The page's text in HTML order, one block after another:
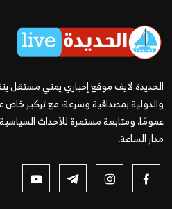
الحديدة لايف موقع إخباري يمني مستقل
والدولية بمصداقية وسرعة، مع تركيز خاص
عمومًا، ومتابعة مستمرة للأحداث
مدار الساعة.